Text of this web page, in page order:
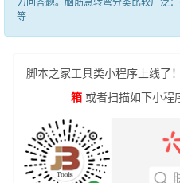
力问答题。脑筋急转弯分类比较广泛
等
脚本之家工具类小程序上线了
箱 或者扫描如下小程